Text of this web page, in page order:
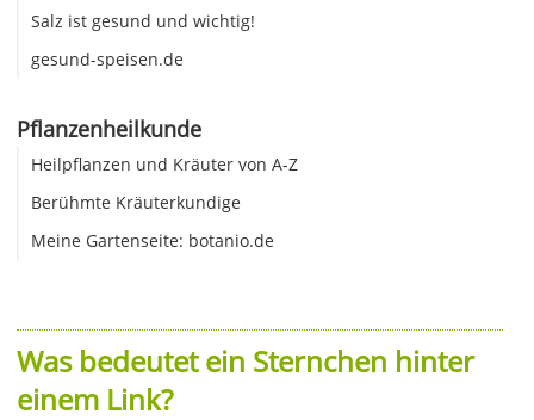
Salz ist gesund und wichtig!
gesund-speisen.de
Pflanzenheilkunde
Heilpflanzen und Kräuter von A-Z
Berühmte Kräuterkundige
Meine Gartenseite: botanio.de
Was bedeutet ein Sternchen hinter
einem Link?